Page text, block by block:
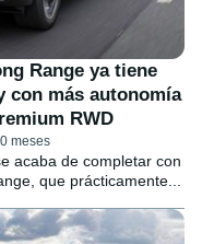
Range ya tiene
con más autonomía
RWD
meses
acaba de completar con
que prácticamente...